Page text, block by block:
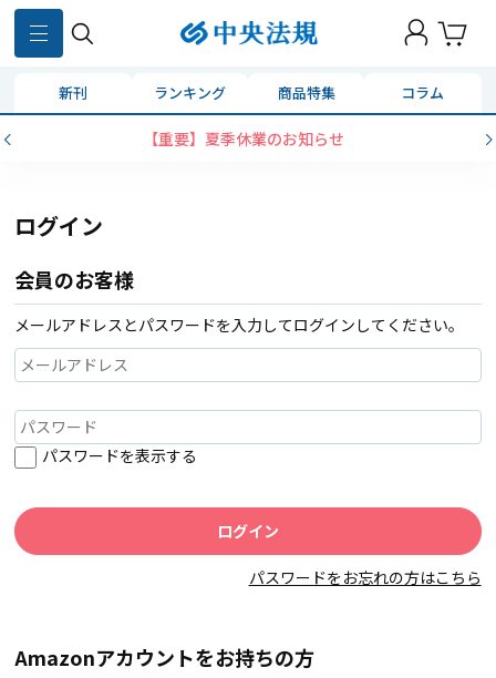
新刊 ランキング 商品特集 コラム
【重要】夏季休業のお知らせ
ログイン
会員のお客様
メールアドレスとパスワードを入力してログインしてください。
パスワードを表示する
パスワードをお忘れの方はこちら
Amazonアカウントをお持ちの方